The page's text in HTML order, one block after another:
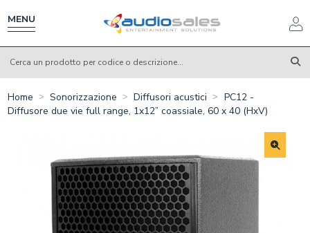
contenuto
principale
MENU
Home Sonorizzazione Diffusori acustici
PC12 -
Diffusore due vie full range, 1x12” coassiale, 60 x 40 (HxV)